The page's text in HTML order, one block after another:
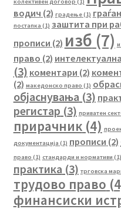
водич (2) градење(1)
постапка (1) заштита при
прописи (2) изб (7)
право (2)
(3) коментари (2)
(2) македонско право (1)
објаснувања (3)
регистар (3) приватен
прирачник(4)
документација (1) прописи (2)
право (1) стандарди и нормативи (1)
практика (3) трговска
трудово право
финансиски